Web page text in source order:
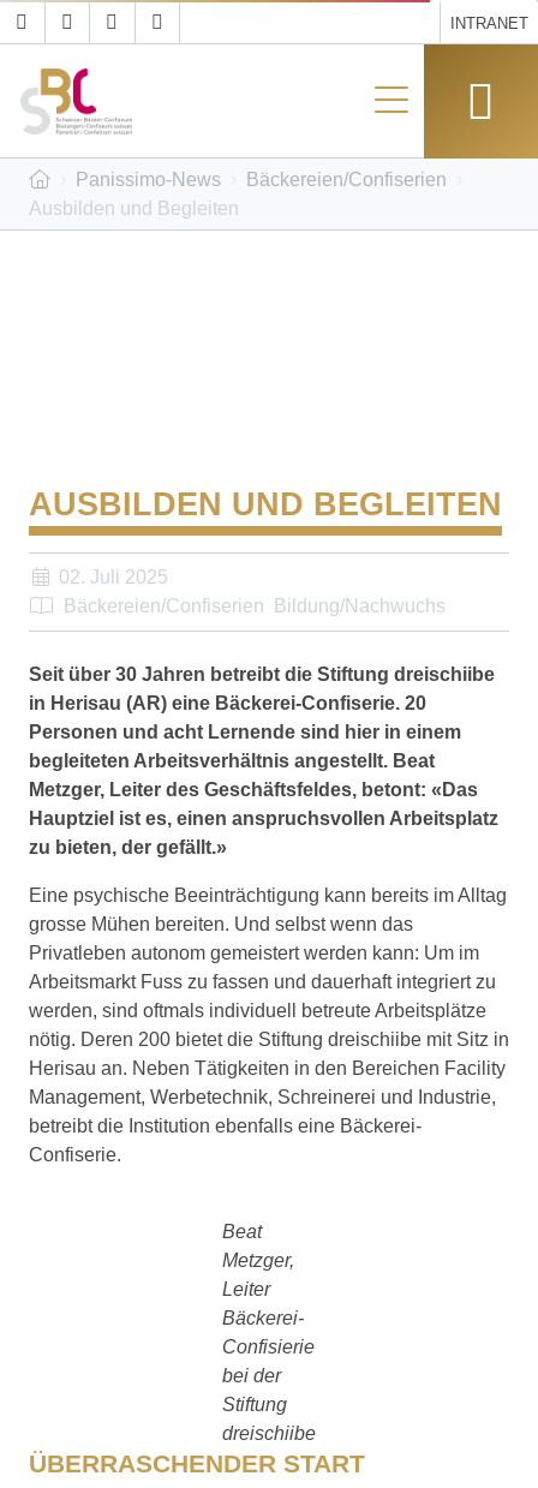
INTRANET
Panissimo-News
Bäckereien/Confiserien
Ausbilden und Begleiten
AUSBILDEN UND BEGLEITEN
02. Juli 2025
Bäckereien/Confiserien
Bildung/Nachwuchs
Seit über 30 Jahren betreibt die Stiftung dreischiibe
in Herisau (AR) eine Bäckerei-Confiserie. 20
Personen und acht Lernende sind hier in einem
begleiteten Arbeitsverhältnis angestellt. Beat
Metzger, Leiter des Geschäftsfeldes, betont: «Das
Hauptziel ist es, einen anspruchsvollen Arbeitsplatz
zu bieten, der gefällt.»
Eine psychische Beeinträchtigung kann bereits im Alltag
grosse Mühen bereiten. Und selbst wenn das
Privatleben autonom gemeistert werden kann: Um im
Arbeitsmarkt Fuss zu fassen und dauerhaft integriert zu
werden, sind oftmals individuell betreute Arbeitsplätze
nötig. Deren 200 bietet die Stiftung dreischiibe mit Sitz in
Herisau an. Neben Tätigkeiten in den Bereichen Facility
Management, Werbetechnik, Schreinerei und Industrie,
betreibt die Institution ebenfalls eine Bäckerei-
Confiserie.
Beat
Metzger,
Leiter
Bäckerei-
Confisierie
bei der
Stiftung
dreischiibe
ÜBERRASCHENDER START